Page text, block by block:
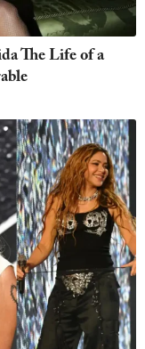
The Life of a